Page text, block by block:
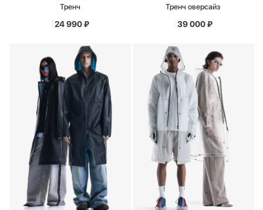
Тренч
24 990₽
Тренч оверсайз
39 000₽